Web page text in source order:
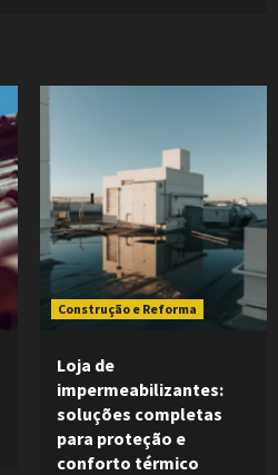
Construção e Reforma
Loja de
impermeabilizantes:
soluções completas
para proteção e
conforto térmico